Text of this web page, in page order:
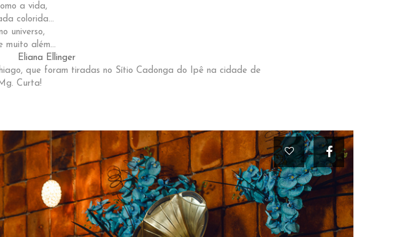
a vida,
colorida...
universo,
muito além...
Eliana Ellinger
que foram tiradas no Sítio Cadonga do Ipê na cidade de
Curta!